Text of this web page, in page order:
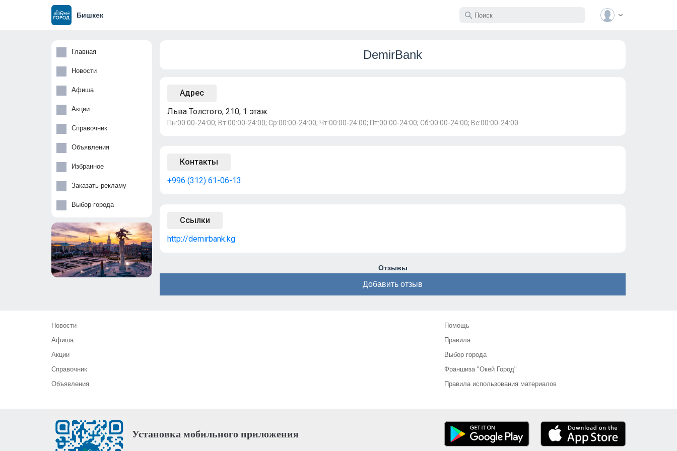
Бишкек
Главная
Новости
Афиша
Акции
Справочник
Объявления
Избранное
Заказать рекламу
Выбор города
DemirBank
Адрес
Льва Толстого, 210, 1 этаж
Пн:00:00-24:00; Вт:00:00-24:00; Ср:00:00-24:00; Чт:00:00-24:00; Пт:00:00-24:00; Сб:00:00-24:00; Вс:00:00-24:00
Контакты
+996 (312) 61-06-13
Ссылки
http://demirbank.kg
Отзывы
Добавить отзыв
Новости
Афиша
Акции
Справочник
Объявления
Помощь
Правила
Выбор города
Франшиза "Окей Город"
Правила использования материалов
Установка мобильного приложения